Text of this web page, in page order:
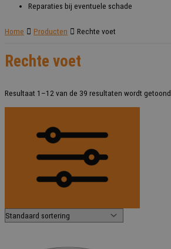
Reparaties bij eventuele schade
Home Producten Rechte voet
Rechte voet
Resultaat 1–12 van de 39 resultaten wordt getoond